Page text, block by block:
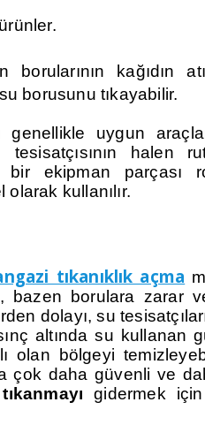
kağıdın
borusunu tıkayabilir.
uygun
halen
bir ekipman parçası
olarak kullanılır.
tıkanıklık açma
bazen borulara zarar
dolayı, su
altında su kullanan
olan bölgeyi
çok daha güvenli ve
tıkanmayı gidermek